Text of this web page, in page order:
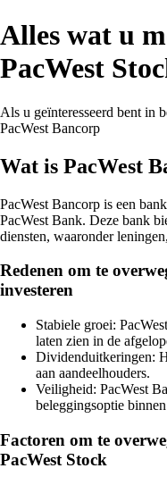
Alles wat u
PacWest
Als u geïnteresseerd bent in
PacWest Bancorp
Wat is PacWest
PacWest Bancorp is een
PacWest Bank. Deze bank
diensten, waaronder
Redenen om te
investeren
Stabiele groei:
laten zien in de
Dividenduitkeringen:
aan aandeelhouders.
Veiligheid: PacWest
beleggingsoptie
Factoren om te
PacWest Stock